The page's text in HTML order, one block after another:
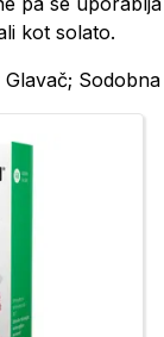
kot solato.